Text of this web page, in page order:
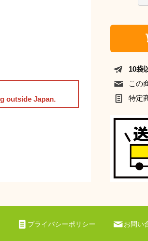
outside Japan.
10袋
この
特定
プライバシーポリシー お問い